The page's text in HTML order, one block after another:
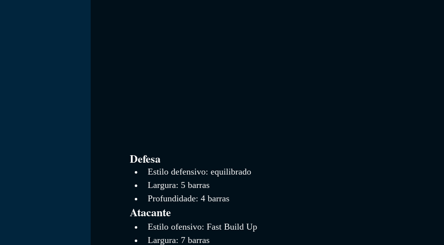
Defesa
Estilo defensivo: equilibrado
Largura: 5 barras
Profundidade: 4 barras
Atacante
Estilo ofensivo: Fast Build Up
Largura: 7 barras